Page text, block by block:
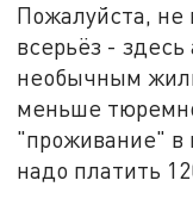
Пожалуйста, не
всерьёз - здесь
необычным
меньше
"проживание" в
надо платить